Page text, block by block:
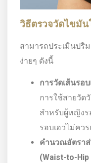
วิธีตรวจวัดไขมัน
สามารถประเมินปริ
ง่ายๆ ดังนี้
การวัดเส้นรอบ
การใช้สายวัด
สำหรับผู้หญิงร
รอบเอวไม่คว
คำนวณอัตราส่
(Waist-to-Hip